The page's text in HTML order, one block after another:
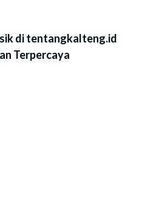
di tentangkalteng.id
Terpercaya